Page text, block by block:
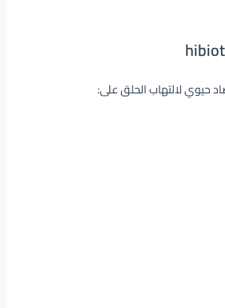
حيوي لالتهاب الحلق على: